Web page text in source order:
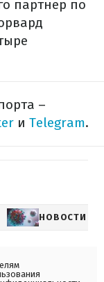
партнер по
–
и Telegram.
НОВОСТИ О